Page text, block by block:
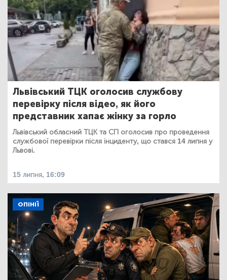
Львівський ТЦК оголосив службову
перевірку після відео, як його
представник хапає жінку за горло
Львівський обласний ТЦК та СП оголосив про проведення
службової перевірки після інциденту, що стався 14 липня у
Львові.
15 липня, 16:09
ОПІНІЇ